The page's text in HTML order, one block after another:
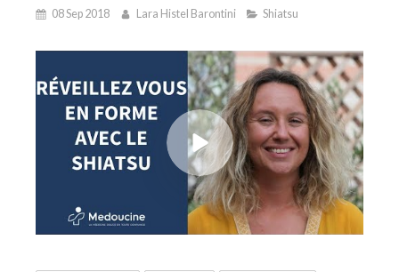
08 Sep 2018 Lara Histel Barontini Shiatsu